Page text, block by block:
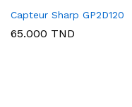
Capteur Sharp GP2D120
65.000 TND